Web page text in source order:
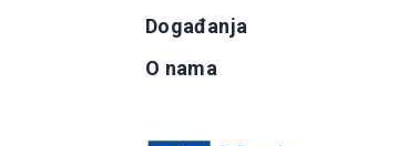
Događanja
O nama